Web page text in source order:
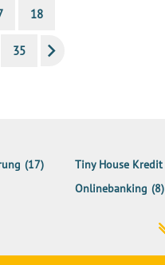
18
35
(17) Tiny House Kredit
Onlinebanking (8)